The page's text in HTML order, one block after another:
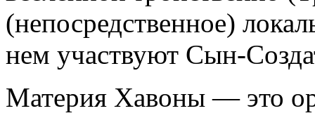
(непосредственное)
нем участвуют Сын-
Материя Хавоны — это